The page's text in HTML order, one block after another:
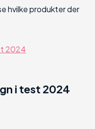
hvilke produkter der
i test 2024